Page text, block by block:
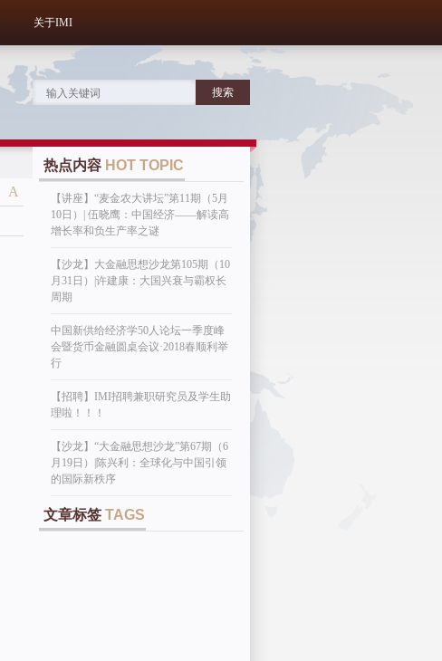
关于IMI
A
热点内容 HOT TOPIC
【讲座】“麦金农大讲坛”第11期（5月
10日）| 伍晓鹰：中国经济——解读高
增长率和负生产率之谜
【沙龙】大金融思想沙龙第105期（10
月31日）|许建康：大国兴衰与霸权长
周期
中国新供给经济学50人论坛一季度峰
会暨货币金融圆桌会议·2018春顺利举
行
【招聘】IMI招聘兼职研究员及学生助
理啦！！！
【沙龙】“大金融思想沙龙”第67期（6
月19日）|陈兴利：全球化与中国引领
的国际新秩序
文章标签 TAGS